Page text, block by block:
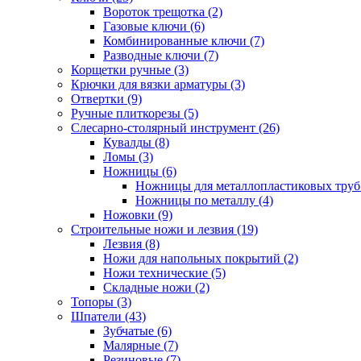
Вороток трещотка (2)
Газовые ключи (6)
Комбинированные ключи (7)
Разводные ключи (7)
Корщетки ручные (3)
Крючки для вязки арматуры (3)
Отвертки (9)
Ручные плиткорезы (5)
Слесарно-столярный инструмент (26)
Кувалды (8)
Ломы (3)
Ножницы (6)
Ножницы для металлопластиковых
Ножницы по металлу (4)
Ножовки (9)
Строительные ножи и лезвия (19)
Лезвия (8)
Ножи для напольных покрытий (2)
Ножи технические (5)
Складные ножи (2)
Топоры (3)
Шпатели (43)
Зубчатые (6)
Малярные (7)